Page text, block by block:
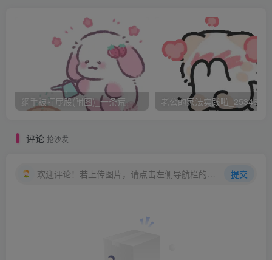
他用藤条轻轻拍拍我的屁股，然后又是重重一下。屁股上已
经长出了两条红色的鞭痕。他没有停下来，继续这样一下一
下的慢节奏的打着，直到我的泪水弄湿了床单，我都没有叫
出声来。一下又一下，打的我已经不敢有任何反抗，也没有
反抗的力量，而且我也害怕更激烈的鞭打。就这样，打完了
不合格，还要再被打一顿。
的没有自觉性，也真是不打不行了。
纲手被打屁股(附图)_一条荒 老公的家法实践啦
评论 抢沙发
欢迎评论！若上传图片，请点击左侧导航栏的图床工具，获取图片链接。 提交